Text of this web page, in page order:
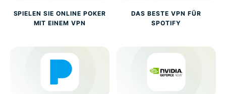
SPIELEN SIE ONLINE POKER
MIT EINEM VPN
DAS BESTE VPN FÜR
SPOTIFY